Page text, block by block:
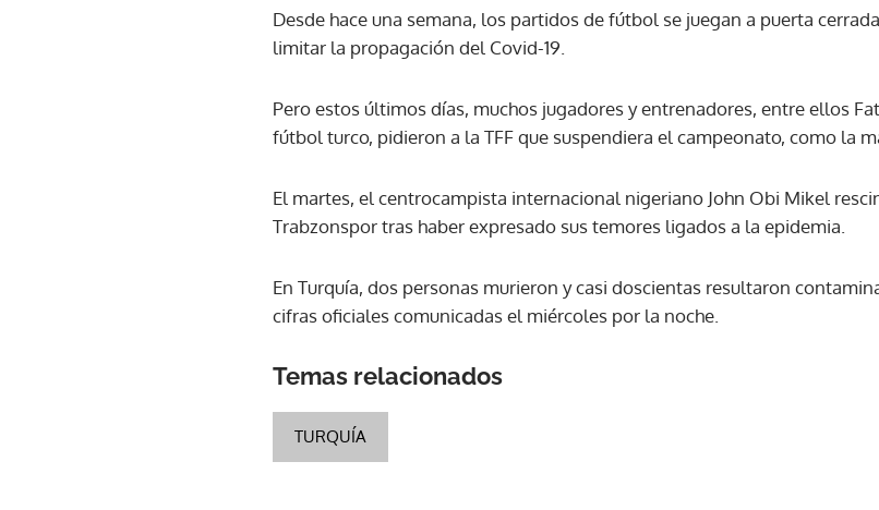
ACEPTAR
Desde hace una semana, los partidos de fútbol se juegan a puerta
limitar la propagación del Covid-19.
Pero estos últimos días, muchos jugadores y entrenadores, entre ellos
fútbol turco, pidieron a la TFF que suspendiera el campeonato, como la
El martes, el centrocampista internacional nigeriano John Obi Mikel
Trabzonspor tras haber expresado sus temores ligados a la epidemia.
En Turquía, dos personas murieron y casi doscientas resultaron
cifras oficiales comunicadas el miércoles por la noche.
Temas relacionados
TURQUÍA